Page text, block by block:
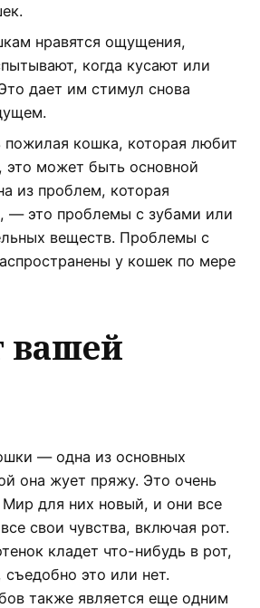
нравятся ощущения,
когда кусают или
дает им стимул снова
пожилая кошка, которая любит
это может быть основной
из проблем, которая
— это проблемы с зубами или
веществ. Проблемы с
у кошек по мере
вашей
— одна из основных
она жует пряжу. Это очень
для них новый, и они все
свои чувства, включая рот.
кладет что-нибудь в рот,
это или нет.
также является еще одним